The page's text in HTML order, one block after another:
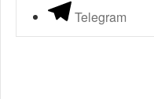
Telegram